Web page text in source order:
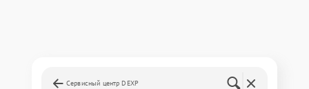
Сервисный центр DEXP